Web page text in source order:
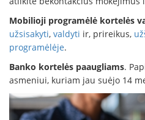
Mobilioji programėlė kortelės
užsisakyti, valdyti ir, prireikus,
programėlėje.
Banko kortelės paaugliams.
asmeniui, kuriam jau suėjo 14